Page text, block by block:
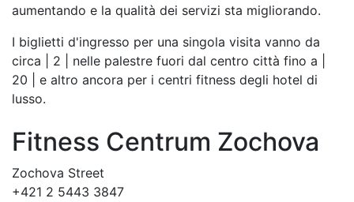
aumentando e la qualità dei servizi sta migliorando.
I biglietti d'ingresso per una singola visita vanno da
circa | 2 | nelle palestre fuori dal centro città fino a |
20 | e altro ancora per i centri fitness degli hotel di
lusso.
Fitness Centrum Zochova
Zochova Street
+421 2 5443 3847